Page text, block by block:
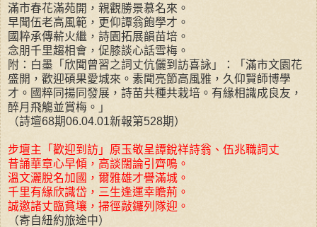
滿市春花滿苑開，親觀勝景慕名來。
早聞伍老高風範，更仰譚翁飽學才。
國粹承傳薪火繼，詩園拓展韻苗培。
念朋千里趨相會，促膝談心話雪梅。
附：白墨「欣聞曾習之詞丈伉儷到訪喜詠」：「滿市文園花
盛開，歡迎碩果愛城來。素聞亮節高風雅，久仰賢師博學
才。國粹同揚同發展，詩苗共種共栽培。有緣相識成良友，
醉月飛觴並賞梅。」
（詩壇68期06.04.01新報第528期）
步壇主「歡迎到訪」原玉敬呈譚銳祥詩翁、伍兆職詞丈
昔誦華章心早傾，高談闊論引齊鳴。
溫文灑脫名加國，爾雅雄才譽滿城。
千里有緣欣識岱，三生逢運幸瞻荊。
誠邀諸丈臨貧壤，掃徑敲鑼列隊迎。
（寄自紐約旅途中）